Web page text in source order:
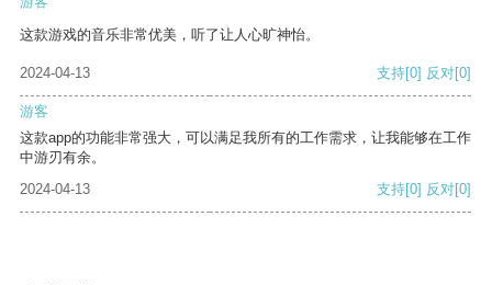
这款游戏的音乐非常优美，听了让人心旷神怡。
2024-04-13 支持[0] 反对[0]
游客
这款app的功能非常强大，可以满足我所有的工作需求，让我能够在工作
中游刃有余。
2024-04-13
支持[0] 反对[0]